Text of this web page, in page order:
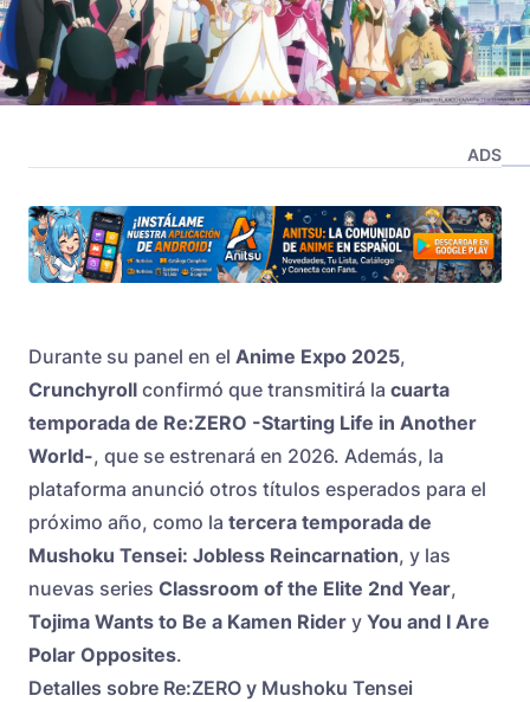
ADS
Durante su panel en el Anime Expo 2025,
Crunchyroll confirmó que transmitirá la cuarta
temporada de Re:ZERO -Starting Life in Another
World-, que se estrenará en 2026. Además, la
plataforma anunció otros títulos esperados para el
próximo año, como la tercera temporada de
Mushoku Tensei: Jobless Reincarnation, y las
nuevas series Classroom of the Elite 2nd Year,
Tojima Wants to Be a Kamen Rider y You and I Are
Polar Opposites.
Detalles sobre Re:ZERO y Mushoku Tensei